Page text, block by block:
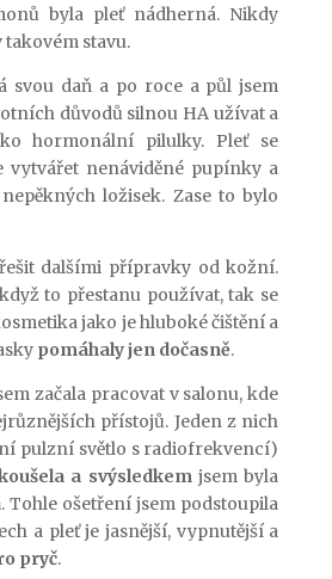
byla pleť nádherná. Nikdy
takovém stavu.
svou daň a po roce a půl jsem
důvodů silnou HA užívat a
hormonální pilulky. Pleť se
vytvářet nenáviděné pupínky a
ložisek. Zase to bylo
dalšími přípravky od kožní.
to přestanu používat, tak se
jako je hluboké čištění a
pomáhaly jen dočasně.
začala pracovat v salonu, kde
přístojů. Jeden z nich
pulzní světlo s radiofrekvencí)
a svýsledkemjsem byla
. Tohle ošetření jsem podstoupila
a pleť je jasnější, vypnutější a
pryč.